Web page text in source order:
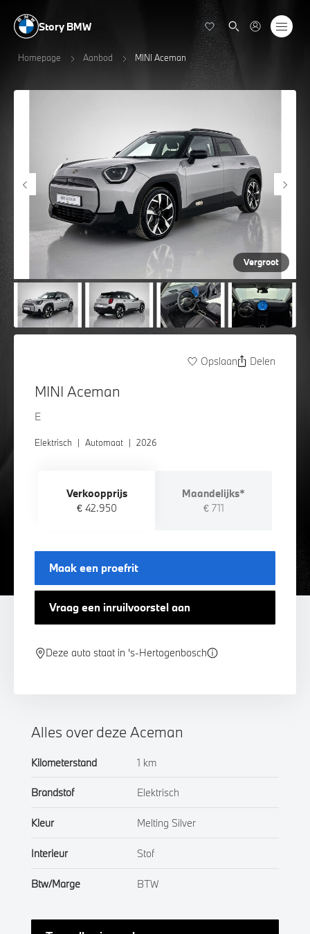
Story BMW
Homepage Aanbod MINI Aceman
Vergroot
Opslaan Delen
MINI Aceman
E
Elektrisch | Automaat | 2026
Verkoopprijs
€ 42.950
Maandelijks*
€ 711
Maak een proefrit
Vraag een inruilvoorstel aan
Deze auto staat in 's-Hertogenbosch
Alles over deze Aceman
Kilometerstand 1 km
Brandstof Elektrisch
Kleur Melting Silver
Interieur Stof
Btw/Marge BTW